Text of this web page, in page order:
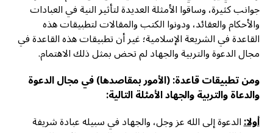
جوانب كثيرة، وساقوا الأمثلة العديدة لتأثير النية في العبادات
والأحكام والعقائد، ودونوا الكتب والمقالات لتطبيقات هذه
القاعدة في الشريعة الإسلامية؛ غير أن تطبيقات هذه القاعدة في
مجال الدعوة والتربية والجهاد لم تحض بمثل ذلك الاهتمام.
ومن تطبيقات قاعدة: (الأمور بمقاصدها) في مجال الدعوة
والدعاة والتربية والجهاد الأمثلة التالية:
أولا:الدعوة إلى الله عز وجل، والجهاد في سبيله عبادة شريفة